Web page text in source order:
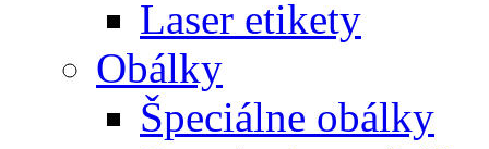
Laser etikety
Obálky
Špeciálne obálky